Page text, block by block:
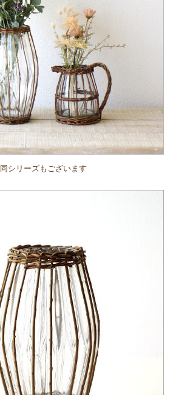
同シリーズもございます